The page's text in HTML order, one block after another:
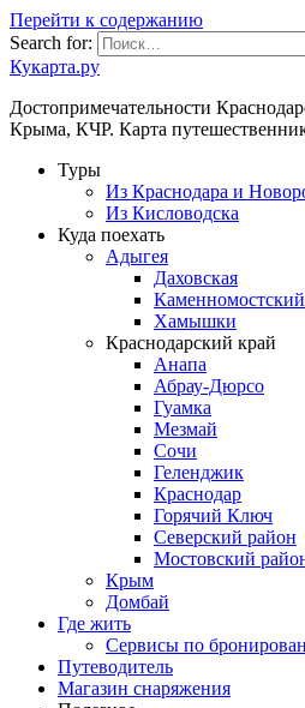
Перейти к содержанию
Search for:
Кукарта.ру
Достопримечательности
Крыма, КЧР. Карта
Туры
Из Краснодара и
Из Кисловодска
Куда поехать
Адыгея
Даховская
Хамышки
Краснодарский край
Анапа
Абрау-Дюрсо
Гуамка
Мезмай
Сочи
Геленджик
Краснодар
Горячий Ключ
Северский район
Мостовский
Крым
Домбай
Где жить
Сервисы по
Путеводитель
Магазин снаряжения